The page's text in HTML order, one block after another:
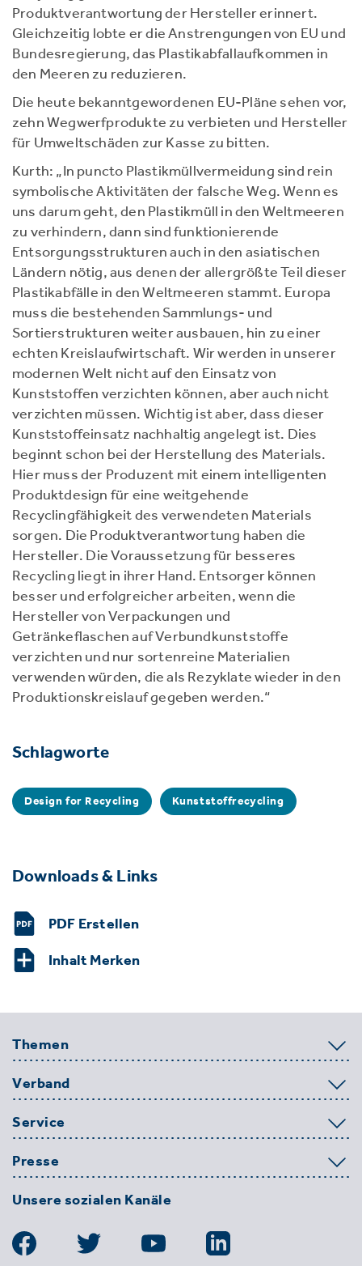
Produktverantwortung der Hersteller erinnert.
Gleichzeitig lobte er die Anstrengungen von EU und
Bundesregierung, das Plastikabfallaufkommen in
den Meeren zu reduzieren.
Die heute bekanntgewordenen EU-Pläne sehen vor,
zehn Wegwerfprodukte zu verbieten und Hersteller
für Umweltschäden zur Kasse zu bitten.
Kurth: „In puncto Plastikmüllvermeidung sind rein
symbolische Aktivitäten der falsche Weg. Wenn es
uns darum geht, den Plastikmüll in den Weltmeeren
zu verhindern, dann sind funktionierende
Entsorgungsstrukturen auch in den asiatischen
Ländern nötig, aus denen der allergrößte Teil dieser
Plastikabfälle in den Weltmeeren stammt. Europa
muss die bestehenden Sammlungs- und
Sortierstrukturen weiter ausbauen, hin zu einer
echten Kreislaufwirtschaft. Wir werden in unserer
modernen Welt nicht auf den Einsatz von
Kunststoffen verzichten können, aber auch nicht
verzichten müssen. Wichtig ist aber, dass dieser
Kunststoffeinsatz nachhaltig angelegt ist. Dies
beginnt schon bei der Herstellung des Materials.
Hier muss der Produzent mit einem intelligenten
Produktdesign für eine weitgehende
Recyclingfähigkeit des verwendeten Materials
sorgen. Die Produktverantwortung haben die
Hersteller. Die Voraussetzung für besseres
Recycling liegt in ihrer Hand. Entsorger können
besser und erfolgreicher arbeiten, wenn die
Hersteller von Verpackungen und
Getränkeflaschen auf Verbundkunststoffe
verzichten und nur sortenreine Materialien
verwenden würden, die als Rezyklate wieder in den
Produktionskreislauf gegeben werden.“
Schlagworte
Design for Recycling Kunststoffrecycling
Downloads & Links
PDF Erstellen
Inhalt Merken
Themen
Verband
Service
Presse
Unsere sozialen Kanäle